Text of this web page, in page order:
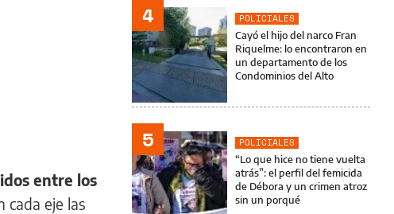
entre los
cada eje las
4
POLICIALES
Cayó el hijo del narco Fran
Riquelme: lo encontraron en
un departamento de los
Condominios del Alto
5
POLICIALES
“Lo que hice no tiene vuelta
atrás”: el perfil del femicida
de Débora y un crimen atroz
sin un porqué